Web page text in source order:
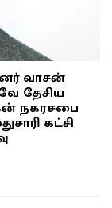
வாசன்
தேசிய
நகரசபை
கட்சி